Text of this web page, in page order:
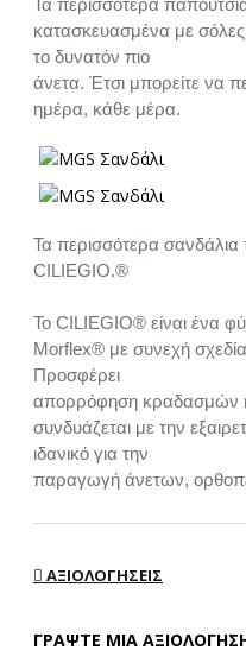
Τα περισσότερα
κατασκευασμένα με
το δυνατόν πιο
άνετα. Έτσι μπορείτε να
ημέρα, κάθε μέρα.
Τα περισσότερα
CILIEGIO.®
Το CILIEGIO® είναι ένα
Morflex® με συνεχή
Προσφέρει
απορρόφηση κραδασμών
συνδυάζεται με την
ιδανικό για την
παραγωγή άνετων,
ΑΞΙΟΛΟΓΉΣΕΙΣ
ΓΡΆΨΤΕ ΜΙΑ